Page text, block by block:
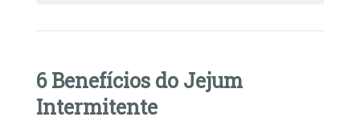
6 Benefícios do Jejum
Intermitente